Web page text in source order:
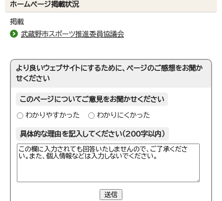
ホームページ掲載状況
掲載
武蔵野市スポーツ推進委員協議会
より良いウェブサイトにするために、ページのご感想をお聞か
せください
このページについてご意見をお聞かせください
わかりやすかった わかりにくかった
具体的な理由を記入してください（200字以内）
送信